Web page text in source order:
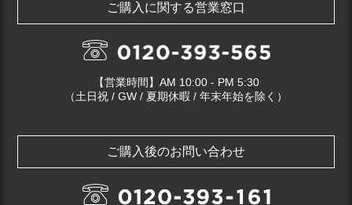
ご購入に関する営業窓口
【営業時間】AM 10:00 - PM 5:30
（土日祝 / GW / 夏期休暇 / 年末年始を除く）
ご購入後のお問い合わせ